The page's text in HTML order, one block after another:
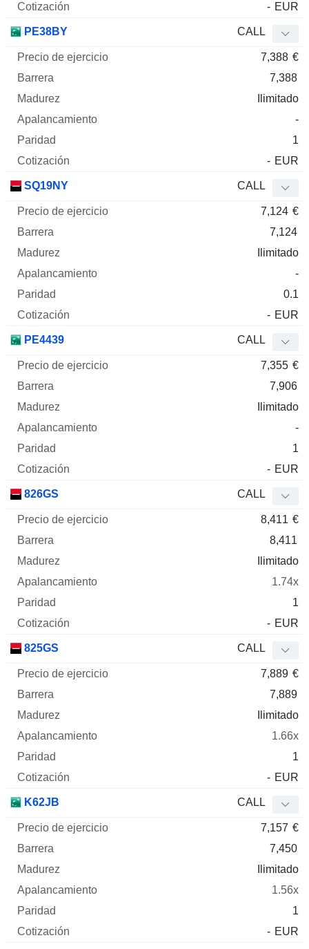
- EUR
PE38BY CALL
7,388 €
7,388
Ilimitado
-
1
- EUR
SQ19NY CALL
7,124 €
7,124
Ilimitado
-
0.1
- EUR
PE4439 CALL
7,355 €
7,906
Ilimitado
-
1
- EUR
826GS CALL
8,411 €
8,411
Ilimitado
1.74x
1
- EUR
825GS CALL
7,889 €
7,889
Ilimitado
1.66x
1
- EUR
K62JB CALL
7,157 €
7,450
Ilimitado
1.56x
1
- EUR